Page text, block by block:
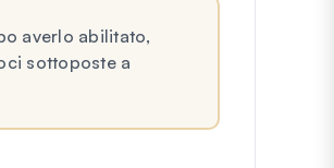
averlo abilitato,
sottoposte a